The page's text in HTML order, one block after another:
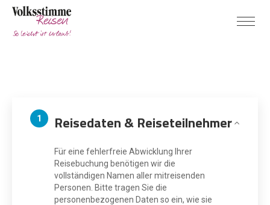
1 Reisedaten & Reiseteilnehmer
Für eine fehlerfreie Abwicklung Ihrer
Reisebuchung benötigen wir die
vollständigen Namen aller mitreisenden
Personen. Bitte tragen Sie die
personenbezogenen Daten so ein, wie sie